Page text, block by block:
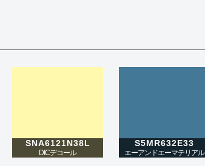
SNA6121N38L
DICデコール
S5MR632E33
エーアンドエーマテリアル